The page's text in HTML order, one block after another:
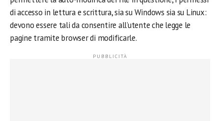
di accesso in lettura e scrittura, sia su Windows sia su Linux:
devono essere tali da consentire all’utente che legge le
pagine tramite browser di modificarle.